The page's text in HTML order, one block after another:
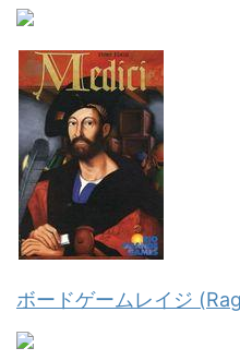
ボードゲームレイジ